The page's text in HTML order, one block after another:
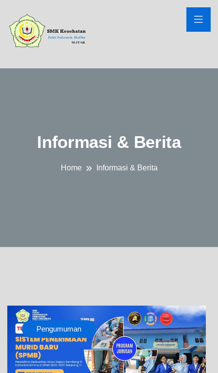
Informasi & Berita
Home Informasi & Berita
Informasi
&
Pengumuman